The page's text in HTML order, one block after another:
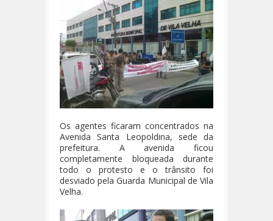
Os agentes ficaram concentrados na
Avenida Santa Leopoldina, sede da
prefeitura. A avenida ficou
completamente bloqueada durante
todo o protesto e o trânsito foi
desviado pela Guarda Municipal de Vila
Velha.